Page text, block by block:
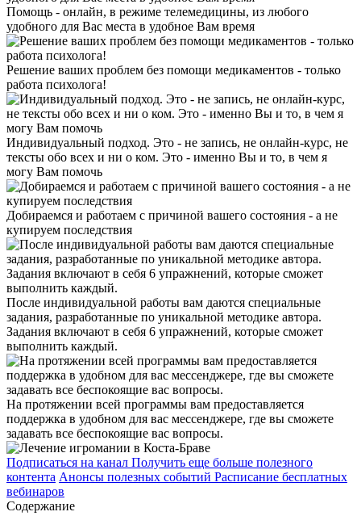
Помощь - онлайн, в режиме телемедицины, из любого
удобного для Вас места в удобное Вам время
Решение ваших проблем без помощи медикаментов - только
работа психолога!
Индивидуальный подход. Это - не запись, не онлайн-курс, не
тексты обо всех и ни о ком. Это - именно Вы и то, в чем я
могу Вам помочь
Добираемся и работаем с причиной вашего состояния - а не
купируем последствия
После индивидуальной работы вам даются специальные
задания, разработанные по уникальной методике автора.
Задания включают в себя 6 упражнений, которые сможет
выполнить каждый.
На протяжении всей программы вам предоставляется
поддержка в удобном для вас мессенджере, где вы сможете
задавать все беспокоящие вас вопросы.
Подписаться на канал Получить еще больше полезного
контента Анонсы полезных событий Расписание бесплатных
вебинаров
Содержание